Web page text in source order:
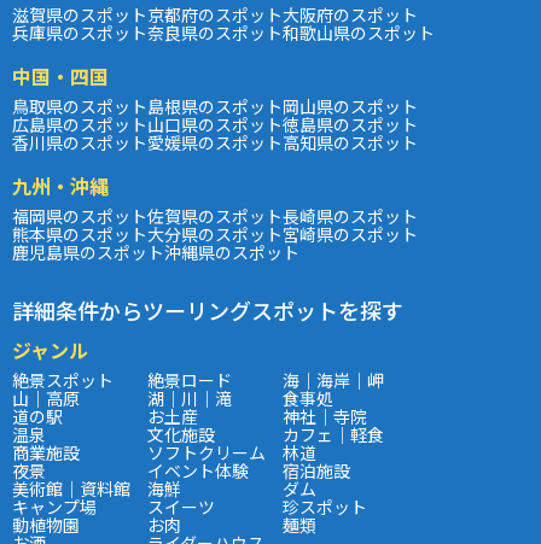
滋賀県のスポット京都府のスポット大阪府のスポット
兵庫県のスポット奈良県のスポット和歌山県のスポット
中国・四国
鳥取県のスポット島根県のスポット岡山県のスポット
広島県のスポット山口県のスポット徳島県のスポット
香川県のスポット愛媛県のスポット高知県のスポット
九州・沖縄
福岡県のスポット佐賀県のスポット長崎県のスポット
熊本県のスポット大分県のスポット宮崎県のスポット
鹿児島県のスポット沖縄県のスポット
詳細条件からツーリングスポットを探す
ジャンル
絶景スポット 絶景ロード 海｜海岸｜岬
山｜高原 湖｜川｜滝 食事処
道の駅 お土産 神社｜寺院
温泉 文化施設 カフェ｜軽食
商業施設 ソフトクリーム 林道
夜景 イベント体験 宿泊施設
美術館｜資料館 海鮮 ダム
キャンプ場 スイーツ 珍スポット
動植物園 お肉 麺類